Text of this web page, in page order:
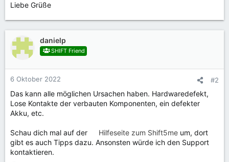
Liebe Grüße
danielp
SHIFT Friend
6 Oktober 2022 #2
Das kann alle möglichen Ursachen haben. Hardwaredefekt,
Lose Kontakte der verbauten Komponenten, ein defekter
Akku, etc.
Schau dich mal auf der Hilfeseite zum Shift5me um, dort
gibt es auch Tipps dazu. Ansonsten würde ich den Support
kontaktieren.